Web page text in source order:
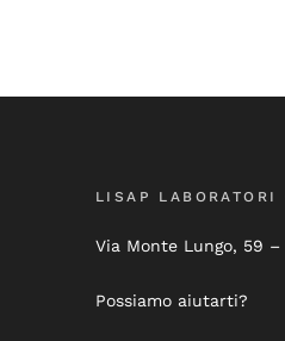
LISAP LABORATORI
Via Monte Lungo, 59
Possiamo aiutarti?